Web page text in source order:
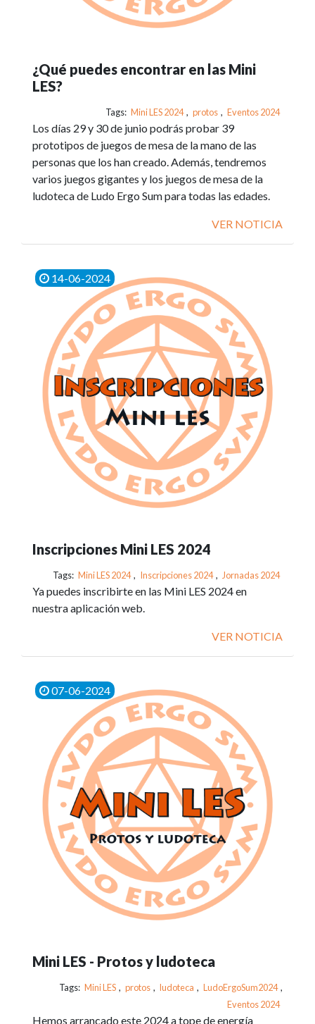
¿Qué puedes encontrar en las Mini
LES?
Tags: Mini LES 2024 , protos , Eventos 2024
Los días 29 y 30 de junio podrás probar 39
prototipos de juegos de mesa de la mano de las
personas que los han creado. Además, tendremos
varios juegos gigantes y los juegos de mesa de la
ludoteca de Ludo Ergo Sum para todas las edades.
VER NOTICIA
14-06-2024
Inscripciones Mini LES 2024
Tags: Mini LES 2024 , Inscripciones 2024 , Jornadas 2024
Ya puedes inscribirte en las Mini LES 2024 en
nuestra aplicación web.
VER NOTICIA
07-06-2024
Mini LES - Protos y ludoteca
Tags: Mini LES , protos , ludoteca , LudoErgoSum2024 ,
Eventos 2024
Hemos arrancado este 2024 a tope de energía